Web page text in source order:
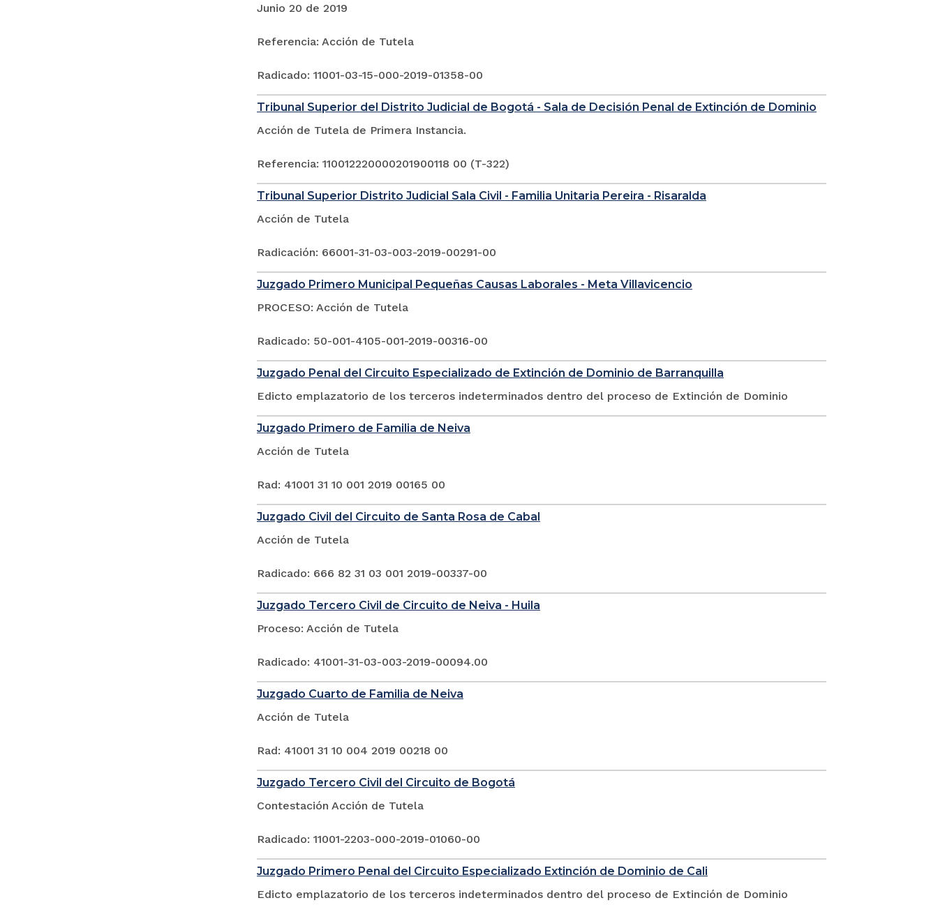
Junio 20 de 2019
Referencia: Acción de Tutela
Radicado: 11001-03-15-000-2019-01358-00
Tribunal Superior del Distrito Judicial de Bogotá - Sala de Decisión Penal de Extinción de Dominio
Acción de Tutela de Primera Instancia.
Referencia: 110012220000201900118 00 (T-322)
Tribunal Superior Distrito Judicial Sala Civil - Familia Unitaria Pereira - Risaralda
Acción de Tutela
Radicación: 66001-31-03-003-2019-00291-00
Juzgado Primero Municipal Pequeñas Causas Laborales - Meta Villavicencio
PROCESO: Acción de Tutela
Radicado: 50-001-4105-001-2019-00316-00
Juzgado Penal del Circuito Especializado de Extinción de Dominio de Barranquilla
Edicto emplazatorio de los terceros indeterminados dentro del proceso de Extinción de Dominio
Juzgado Primero de Familia de Neiva
Acción de Tutela
Rad: 41001 31 10 001 2019 00165 00
Juzgado Civil del Circuito de Santa Rosa de Cabal
Acción de Tutela
Radicado: 666 82 31 03 001 2019-00337-00
Juzgado Tercero Civil de Circuito de Neiva - Huila
Proceso: Acción de Tutela
Radicado: 41001-31-03-003-2019-00094.00
Juzgado Cuarto de Familia de Neiva
Acción de Tutela
Rad: 41001 31 10 004 2019 00218 00
Juzgado Tercero Civil del Circuito de Bogotá
Contestación Acción de Tutela
Radicado: 11001-2203-000-2019-01060-00
Juzgado Primero Penal del Circuito Especializado Extinción de Dominio de Cali
Edicto emplazatorio de los terceros indeterminados dentro del proceso de Extinción de Dominio